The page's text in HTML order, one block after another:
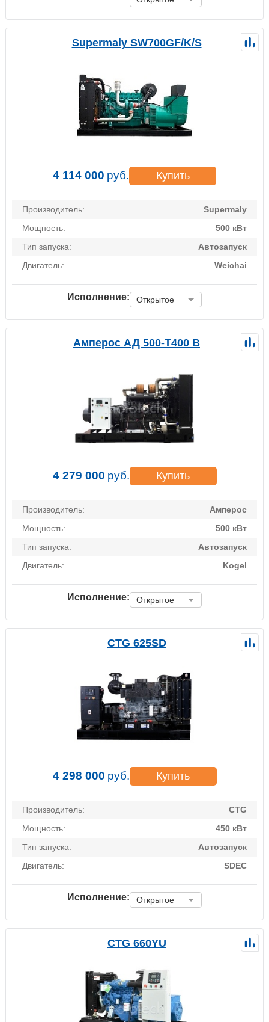
Supermaly SW700GF/K/S
4 114 000 руб. Купить
Производитель:
Supermaly
Мощность:
500 кВт
Тип запуска:
Автозапуск
Двигатель:
Weichai
Исполнение: Открытое
Амперос АД 500-Т400 B
4 279 000 руб. Купить
Производитель:
Амперос
Мощность:
500 кВт
Тип запуска:
Автозапуск
Двигатель:
Kogel
Исполнение: Открытое
CTG 625SD
4 298 000 руб. Купить
Производитель:
CTG
Мощность:
450 кВт
Тип запуска:
Автозапуск
Двигатель:
SDEC
Исполнение: Открытое
CTG 660YU